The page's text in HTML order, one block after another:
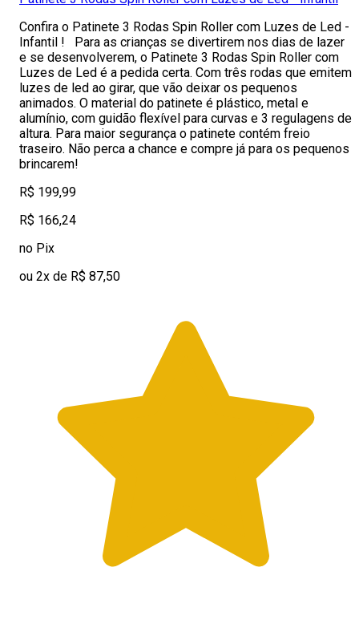
Confira o Patinete 3 Rodas Spin Roller com Luzes de Led -
Infantil ! Para as crianças se divertirem nos dias de lazer
e se desenvolverem, o Patinete 3 Rodas Spin Roller com
Luzes de Led é a pedida certa. Com três rodas que emitem
luzes de led ao girar, que vão deixar os pequenos
animados. O material do patinete é plástico, metal e
alumínio, com guidão flexível para curvas e 3 regulagens de
altura. Para maior segurança o patinete contém freio
traseiro. Não perca a chance e compre já para os pequenos
brincarem!
R$ 199,99
R$ 166,24
no Pix
ou 2x de R$ 87,50